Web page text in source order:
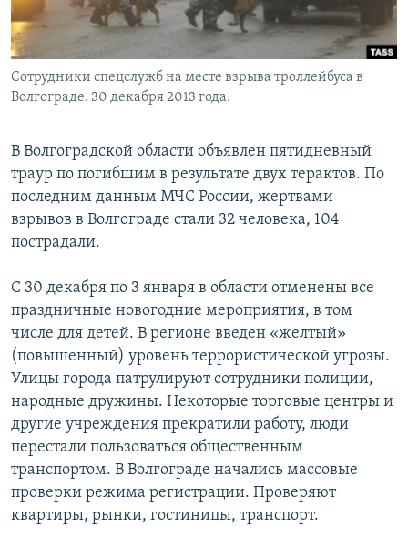
Сотрудники спецслужб на месте взрыва троллейбуса в
Волгограде. 30 декабря 2013 года.
В Волгоградской области объявлен пятидневный
траур по погибшим в результате двух терактов. По
последним данным МЧС России, жертвами
взрывов в Волгограде стали 32 человека, 104
пострадали.
С 30 декабря по 3 января в области отменены все
праздничные новогодние мероприятия, в том
числе для детей. В регионе введен «желтый»
(повышенный) уровень террористической угрозы.
Улицы города патрулируют сотрудники полиции,
народные дружины. Некоторые торговые центры и
другие учреждения прекратили работу, люди
перестали пользоваться общественным
транспортом. В Волгограде начались массовые
проверки режима регистрации. Проверяют
квартиры, рынки, гостиницы, транспорт.